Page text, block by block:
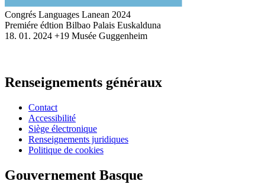
Congrés Languages Lanean 2024
Premiére édtion Bilbao Palais Euskalduna
18. 01. 2024 +19 Musée Guggenheim
Renseignements généraux
Contact
Accessibilité
Siège électronique
Renseignements juridiques
Politique de cookies
Gouvernement Basque